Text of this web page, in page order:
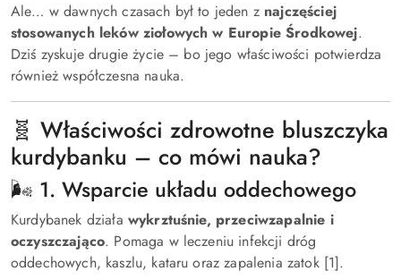
Ale… w dawnych czasach był to jeden z najczęściej
stosowanych leków ziołowych w Europie Środkowej.
Dziś zyskuje drugie życie – bo jego właściwości potwierdza
również współczesna nauka.
🧬 Właściwości zdrowotne bluszczyka
kurdybanku – co mówi nauka?
🌬️ 1. Wsparcie układu oddechowego
Kurdybanek działa wykrztuśnie, przeciwzapalnie i
oczyszczająco. Pomaga w leczeniu infekcji dróg
oddechowych, kaszlu, kataru oraz zapalenia zatok [1].